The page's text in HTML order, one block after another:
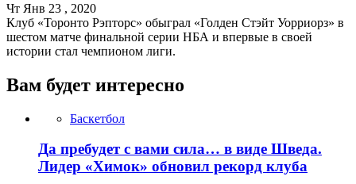
Чт Янв 23 , 2020
Клуб «Торонто Рэпторс» обыграл «Голден Стэйт Уорриорз» в
шестом матче финальной серии НБА и впервые в своей
истории стал чемпионом лиги.
Вам будет интересно
Баскетбол
Да пребудет с вами сила… в виде Шведа.
Лидер «Химок» обновил рекорд клуба